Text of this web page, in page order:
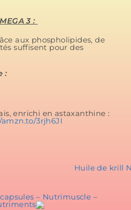
3 :
aux phospholipides, de
suffisent pour des
:
enrichi en astaxanthine :
3rjh6JI
– Nutrimuscle –